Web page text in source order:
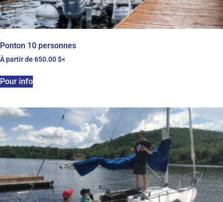
Ponton 10 personnes
À partir de650.00$<
Pour info